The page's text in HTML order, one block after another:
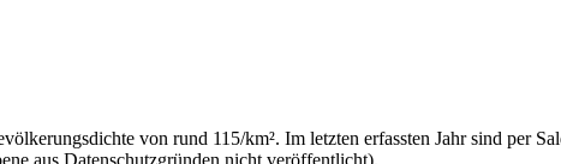
von rund 115/km². Im letzten erfassten Jahr sind per
aus Datenschutzgründen nicht veröffentlicht).